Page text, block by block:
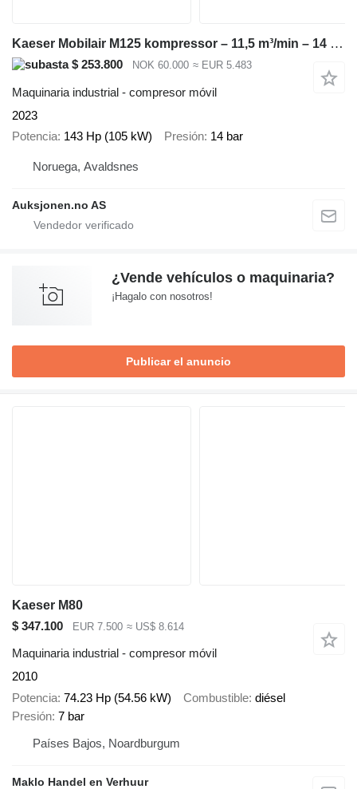
Kaeser Mobilair M125 kompressor – 11,5 m³/min – 14 bar – kun 1770 timer
$ 253.800 NOK 60.000 ≈ EUR 5.483
Maquinaria industrial - compresor móvil
2023
Potencia 143 Hp (105 kW) Presión 14 bar
Noruega, Avaldsnes
Auksjonen.no AS
¿Vende vehículos o maquinaria?
¡Hagalo con nosotros!
Publicar el anuncio
Kaeser M80
$ 347.100
EUR 7.500 ≈ US$ 8.614
Maquinaria industrial - compresor móvil
2010
Potencia 74.23 Hp (54.56 kW) Combustible diésel
Presión 7 bar
Países Bajos, Noardburgum
Maklo Handel en Verhuur